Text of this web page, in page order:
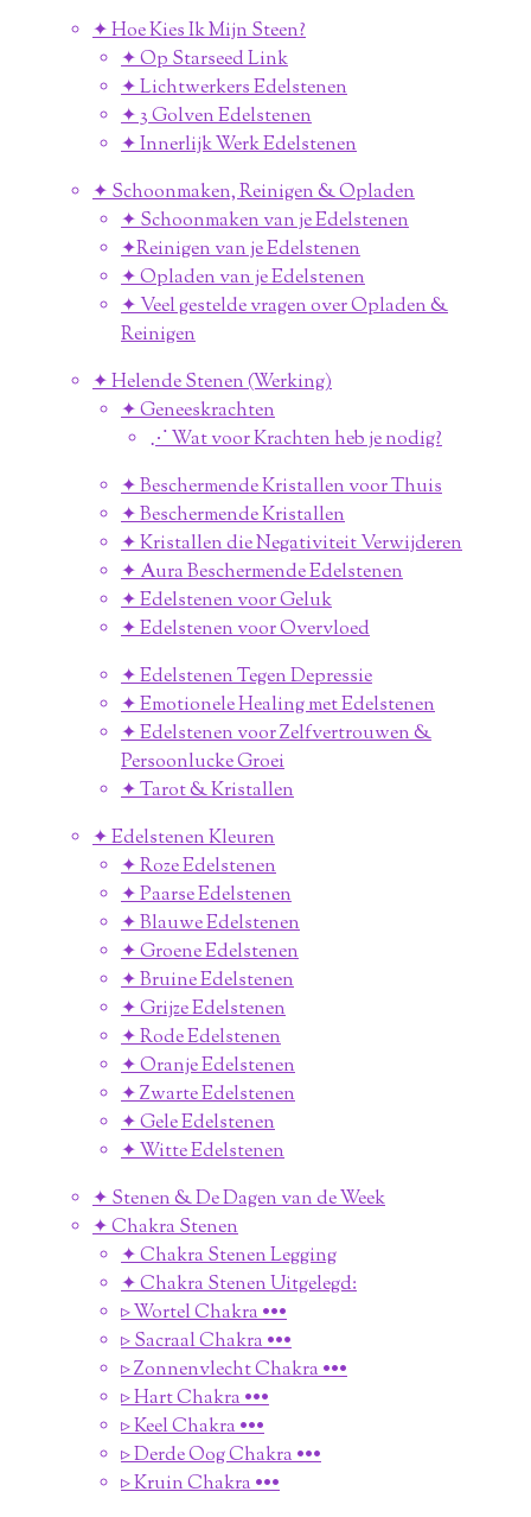
✦ Hoe Kies Ik Mijn Steen?
✦ Op Starseed Link
✦ Lichtwerkers Edelstenen
✦ 3 Golven Edelstenen
✦ Innerlijk Werk Edelstenen
✦ Schoonmaken, Reinigen & Opladen
✦ Schoonmaken van je Edelstenen
✦Reinigen van je Edelstenen
✦ Opladen van je Edelstenen
✦ Veel gestelde vragen over Opladen &
Reinigen
✦ Helende Stenen (Werking)
✦ Geneeskrachten
⋰ Wat voor Krachten heb je nodig?
✦ Beschermende Kristallen voor Thuis
✦ Beschermende Kristallen
✦ Kristallen die Negativiteit Verwijderen
✦ Aura Beschermende Edelstenen
✦ Edelstenen voor Geluk
✦ Edelstenen voor Overvloed
✦ Edelstenen Tegen Depressie
✦ Emotionele Healing met Edelstenen
✦ Edelstenen voor Zelfvertrouwen &
Persoonlucke Groei
✦ Tarot & Kristallen
✦ Edelstenen Kleuren
✦ Roze Edelstenen
✦ Paarse Edelstenen
✦ Blauwe Edelstenen
✦ Groene Edelstenen
✦ Bruine Edelstenen
✦ Grijze Edelstenen
✦ Rode Edelstenen
✦ Oranje Edelstenen
✦ Zwarte Edelstenen
✦ Gele Edelstenen
✦ Witte Edelstenen
✦ Stenen & De Dagen van de Week
✦ Chakra Stenen
✦ Chakra Stenen Legging
✦ Chakra Stenen Uitgelegd:
▹ Wortel Chakra •••
▹ Sacraal Chakra •••
▹ Zonnenvlecht Chakra •••
▹ Hart Chakra •••
▹ Keel Chakra •••
▹ Derde Oog Chakra •••
▹ Kruin Chakra •••